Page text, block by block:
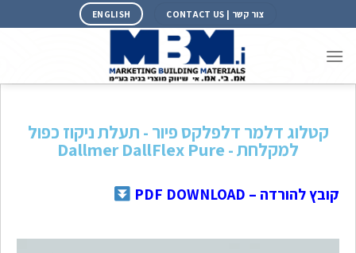
צור קשר | CONTACT US ENGLISH
קטלוג דלמר דלפלקס פיור - תעלת ניקוז כפול
למקלחת - Dallmer DallFlex Pure
קובץ להורדה – PDF DOWNLOAD